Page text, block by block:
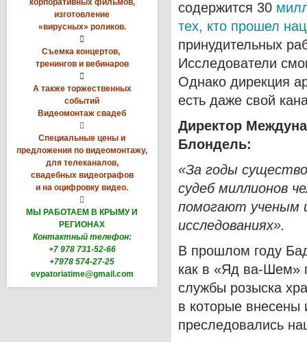
изготовление
«вирусных» роликов.

Съемка концертов,
тренингов и вебинаров

А также торжественных
событий
Видеомонтаж свадеб

Специальные цены и
предложения по видеомонтажу,
для телеканалов,
свадебных видеографов
и на оцифровку видео.

МЫ РАБОТАЕМ В КРЫМУ И
РЕГИОНАХ
Контактный телефон:
+7 978 731-52-66
+7978 574-27-25
evpatoriatime@gmail.com
содержится 30
тех, кто прошел
принудительных
Исследователи
Однако дирекция
есть даже свой
Директор
Блондель:
«За годы
судеб миллионов
помогают ученым
исследованиях».
В прошлом году
как в «Яд ва-Шем»
службы розыска
в которые внесены
преследовались